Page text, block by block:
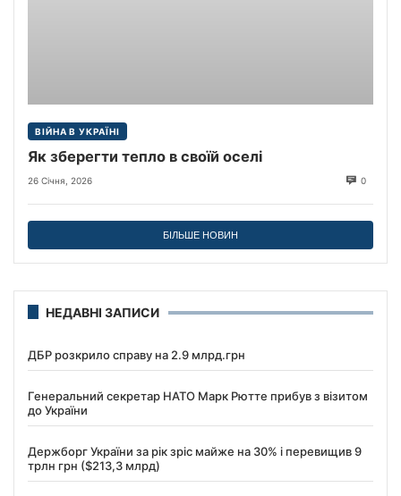
ВІЙНА В УКРАЇНІ
Як зберегти тепло в своїй оселі
26 Січня, 2026 0
БІЛЬШЕ НОВИН
НЕДАВНІ ЗАПИСИ
ДБР розкрило справу на 2.9 млрд.грн
Генеральний секретар НАТО Марк Рютте прибув з візитом
до України
Держборг України за рік зріс майже на 30% і перевищив 9
трлн грн ($213,3 млрд)